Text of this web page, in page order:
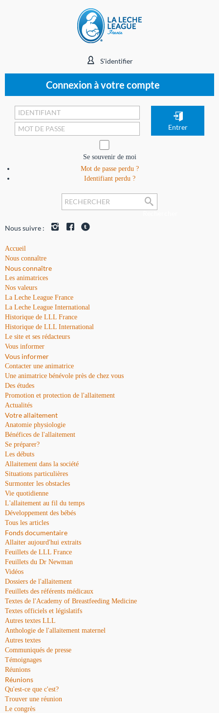
S'identifier
Connexion à votre compte
Se souvenir de moi
Mot de passe perdu ?
Identifiant perdu ?
Nous suivre :
Accueil
Nous connaître
Nous connaître
Les animatrices
Nos valeurs
La Leche League France
La Leche League International
Historique de LLL France
Historique de LLL International
Le site et ses rédacteurs
Vous informer
Vous informer
Contacter une animatrice
Une animatrice bénévole près de chez vous
Des études
Promotion et protection de l'allaitement
Actualités
Votre allaitement
Anatomie physiologie
Bénéfices de l'allaitement
Se préparer?
Les débuts
Allaitement dans la société
Situations particulières
Surmonter les obstacles
Vie quotidienne
L'allaitement au fil du temps
Développement des bébés
Tous les articles
Fonds documentaire
Allaiter aujourd'hui extraits
Feuillets de LLL France
Feuillets du Dr Newman
Vidéos
Dossiers de l'allaitement
Feuillets des référents médicaux
Textes de l'Academy of Breastfeeding Medicine
Textes officiels et législatifs
Autres textes LLL
Anthologie de l'allaitement maternel
Autres textes
Communiqués de presse
Témoignages
Réunions
Réunions
Qu'est-ce que c'est?
Trouver une réunion
Le congrès